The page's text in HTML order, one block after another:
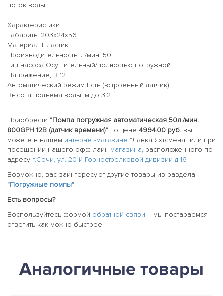
поток воды
Характеристики
Габариты 203x24x56
Материал Пластик
Производительность, л/мин. 50
Тип насоса Осушительный/полностью погружной
Напряжение, В 12
Автоматический режим Есть (встроенный датчик)
Высота подъема воды, м до 3.2
Приобрести "Помпа погружная автоматическая 50л./мин.
800GPH 12B (датчик времени)" по цене 4994.00 руб. вы
можете в нашем интернет-магазине "Лавка Яхтсмена" или при
посещении нашего офф-лайн магазина, расположенного по
адресу г.Сочи, ул. 20-й Горнострелковой дивизии д 16
Возможно, вас заинтересуют другие товары из раздела
"Погружные помпы"
Есть вопросы?
Воспользуйтесь формой обратной связи -- мы постараемся
ответить как можно быстрее
Аналогичные товары